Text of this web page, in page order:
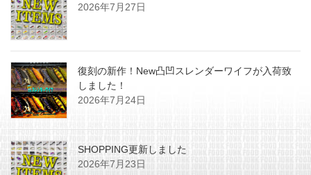
2026年7月27日
復刻の新作！New凸凹スレンダーワイフが入荷致
しました！
2026年7月24日
SHOPPING更新しました
2026年7月23日